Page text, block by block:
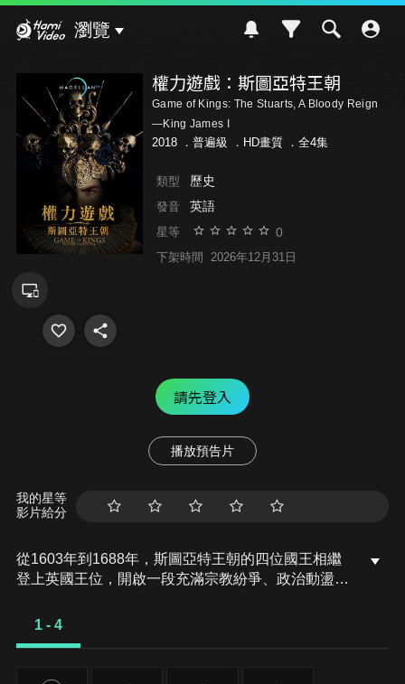
瀏覽
權力遊戲：斯圖亞特王朝
Game of Kings: The Stuarts, A Bloody Reign
—King James I
2018 ． 普遍級 ．HD畫質 ．全4集
類型 歷史
發音 英語
星等 0
下架時間 2026年12月31日
請先登入
播放預告片
我的星等
影片給分
從1603年到1688年，斯圖亞特王朝的四位國王相繼
登上英國王位，開啟一段充滿宗教紛爭、政治動盪與
度史料，重新解讀這段被權力、信仰與背叛撕裂的年
為英格蘭國王詹姆士一世，開啟統一王朝。然而，他
1 - 4